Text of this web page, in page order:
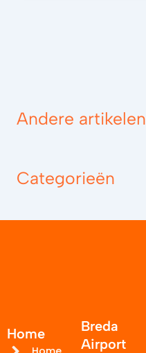
Andere artikelen
Categorieën
Home
Breda
Airport